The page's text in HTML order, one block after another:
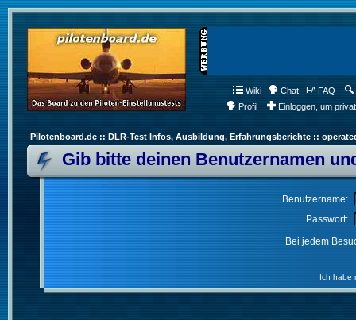
Wiki Chat FAQ
Profil
Einloggen, um
Pilotenboard.de :: DLR-Test Infos, Ausbildung, Erfahrungsberichte ::
Gib bitte deinen Benutzernamen
Benutzername:
Passwort:
Bei jedem
Ich habe